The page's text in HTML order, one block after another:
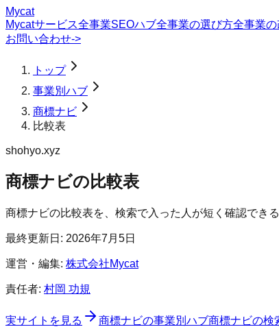
Mycat
Mycatサービス全事業SEOハブ全事業の選び方全事業
お問い合わせ->
トップ
事業別ハブ
商標ナビ
比較表
shohyo.xyz
商標ナビの 比較表
商標ナビの比較表を、検索で入った人が短く確認でき
最終更新日: 2026年7月5日
運営・編集: 株式会社Mycat
責任者: 村岡 功規
実サイトを見る 商標ナビの事業別ハブ商標ナビの検